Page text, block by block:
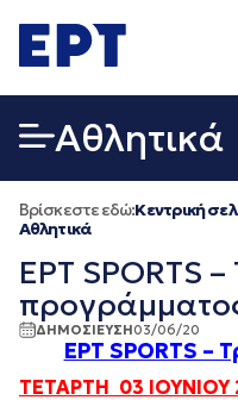
σε
περιεχόμενο
Αθλητικά
Βρίσκεστε εδώ:Κεντρική
Αθλητικά
ΕΡΤ SPORTS
ΔΗΜΟΣΙΕΥΣΗ03/06/20
ΕΡΤ SPORTS –
ΤΕΤΑΡΤΗ 03 IOYNIOY